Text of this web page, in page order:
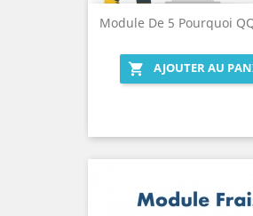
Module De 5 Pourquoi
 AJOUTER AU